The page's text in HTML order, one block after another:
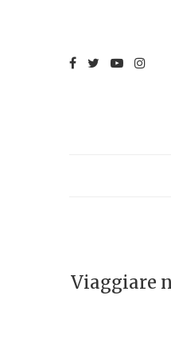
Viaggiare